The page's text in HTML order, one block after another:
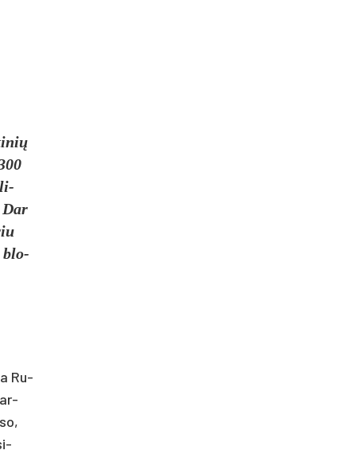
Dar
blo­
Ru­